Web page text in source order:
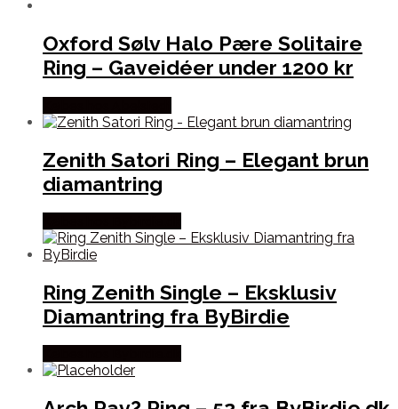
Oxford Sølv Halo Pære Solitaire
Ring – Gaveidéer under 1200 kr
Zenith Satori Ring – Elegant brun
diamantring
Ring Zenith Single – Eksklusiv
Diamantring fra ByBirdie